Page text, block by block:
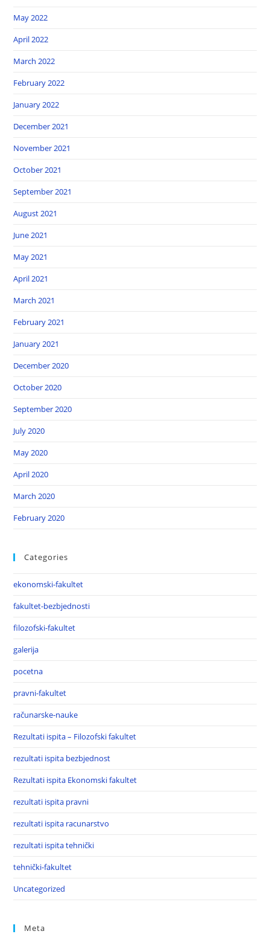
May 2022
April 2022
March 2022
February 2022
January 2022
December 2021
November 2021
October 2021
September 2021
August 2021
June 2021
May 2021
April 2021
March 2021
February 2021
January 2021
December 2020
October 2020
September 2020
July 2020
May 2020
April 2020
March 2020
February 2020
Categories
ekonomski-fakultet
fakultet-bezbjednosti
filozofski-fakultet
galerija
pocetna
pravni-fakultet
računarske-nauke
Rezultati ispita – Filozofski fakultet
rezultati ispita bezbjednost
Rezultati ispita Ekonomski fakultet
rezultati ispita pravni
rezultati ispita racunarstvo
rezultati ispita tehnički
tehnički-fakultet
Uncategorized
Meta